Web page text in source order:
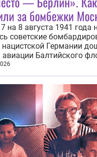
за бомбежки
на 8 августа 1941 года
советские
Германии
Балтийского
бомбы на город,
уверенности, что
востоке, Красная...